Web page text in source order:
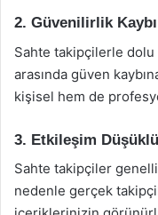
2. Güvenilirlik Kaybı
Sahte takipçilerle dolu
arasında güven
kişisel hem de
3. Etkileşim
Sahte takipçiler
nedenle gerçek